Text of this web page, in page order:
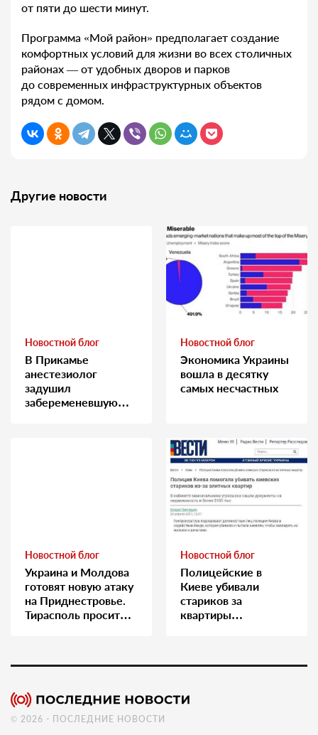
от пяти до шести минут.
Программа «Мой район» предполагает создание
комфортных условий для жизни во всех столичных
районах — от удобных дворов и парков
до современных инфраструктурных объектов
рядом с домом.
Другие новости
Новостной блог
В Прикамье
анестезиолог
задушил
забеременевшую
Новостной блог
Экономика Украины
вошла в десятку
самых несчастных
Новостной блог
Украина и Молдова
готовят новую атаку
на Приднестровье.
Тирасполь просит
Новостной блог
Полицейские в
Киеве убивали
стариков за
квартиры…
© 2026 - ПОСЛЕДНИЕ НОВОСТИ